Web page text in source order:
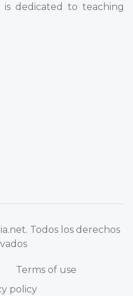
dedicated to teaching
. Todos los derechos
Terms of use
policy